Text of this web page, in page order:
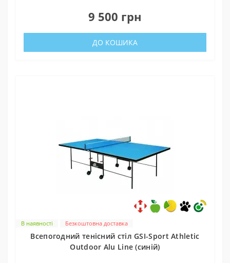
9 500 грн
ДО КОШИКА
В наявності Безкоштовна доставка
Всепогодний тенісний стіл GSI-Sport Athletic
Outdoor Alu Line (синій)